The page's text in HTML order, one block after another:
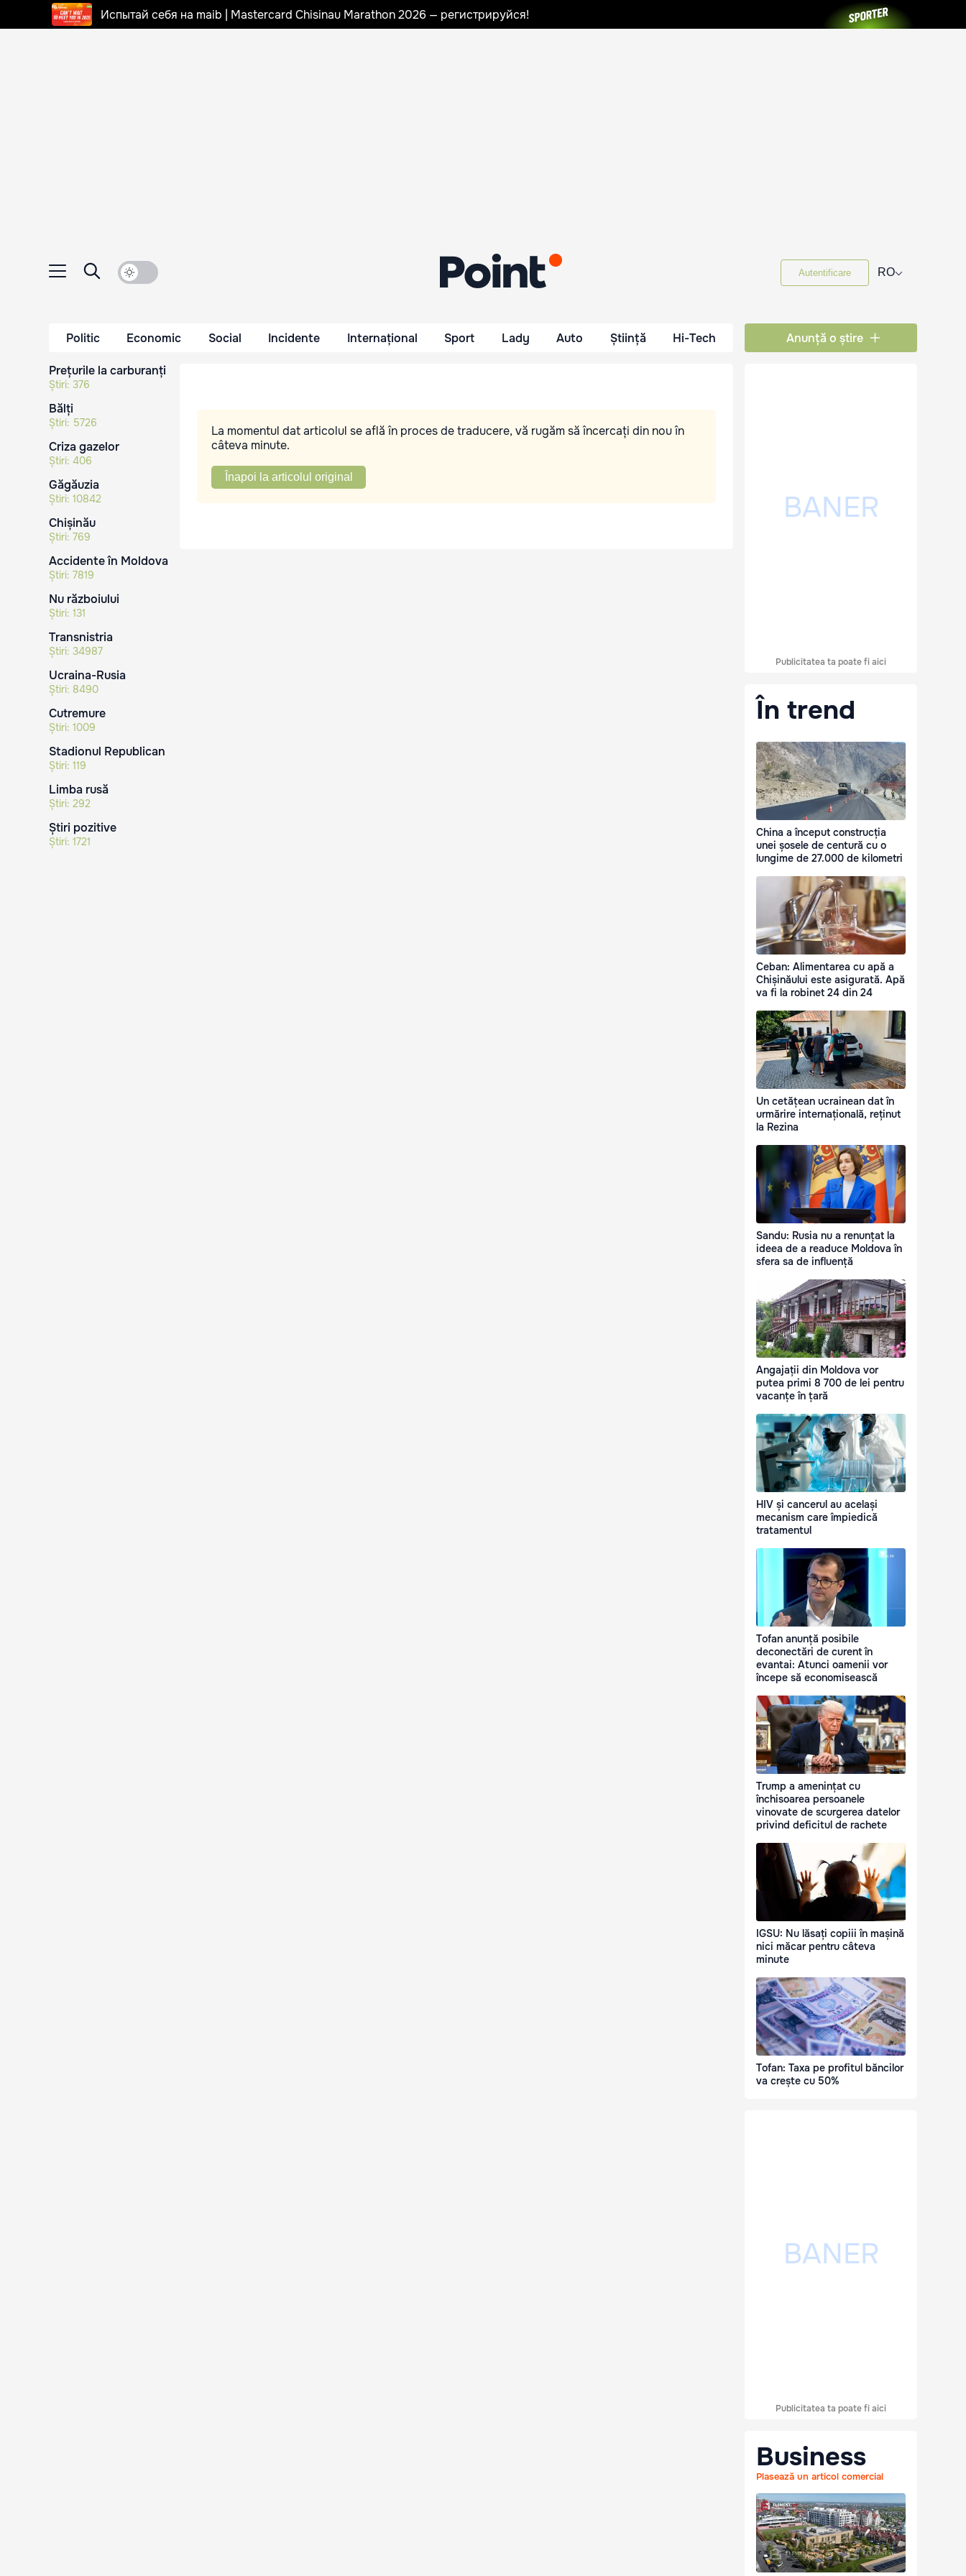
Испытай себя на maib | Mastercard Chisinau Marathon 2026 — регистрируйся!
Autentificare RO⌵
Politic Economic Social Incidente Internațional Sport Lady Auto Știință Hi-Tech Anunță o știre
Prețurile la carburanți
Știri: 376
Bălți
Știri: 5726
Criza gazelor
Știri: 406
Găgăuzia
Știri: 10842
Chișinău
Știri: 769
Accidente în Moldova
Știri: 7819
Nu războiului
Știri: 131
Transnistria
Știri: 34987
Ucraina-Rusia
Știri: 8490
Cutremure
Știri: 1009
Stadionul Republican
Știri: 119
Limba rusă
Știri: 292
Știri pozitive
Știri: 1721
La momentul dat articolul se află în proces de traducere, vă rugăm să încercați din nou în
câteva minute.
Înapoi la articolul original
Publicitatea ta poate fi aici
În trend
China a început construcția
unei șosele de centură cu o
lungime de 27.000 de kilometri
Ceban: Alimentarea cu apă a
Chișinăului este asigurată. Apă
va fi la robinet 24 din 24
Un cetățean ucrainean dat în
urmărire internațională, reținut
la Rezina
Sandu: Rusia nu a renunțat la
ideea de a readuce Moldova în
sfera sa de influență
Angajații din Moldova vor
putea primi 8 700 de lei pentru
vacanțe în țară
HIV și cancerul au același
mecanism care împiedică
tratamentul
Tofan anunță posibile
deconectări de curent în
evantai: Atunci oamenii vor
începe să economisească
Trump a amenințat cu
închisoarea persoanele
vinovate de scurgerea datelor
privind deficitul de rachete
IGSU: Nu lăsați copiii în mașină
nici măcar pentru câteva
minute
Tofan: Taxa pe profitul băncilor
va crește cu 50%
Publicitatea ta poate fi aici
Business
Plasează un articol comercial